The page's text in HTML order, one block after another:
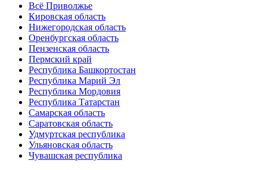
Всё Приволжье
Кировская область
Нижегородская область
Оренбургская область
Пензенская область
Пермский край
Республика Башкортостан
Республика Марий Эл
Республика Мордовия
Республика Татарстан
Самарская область
Саратовская область
Удмуртская республика
Ульяновская область
Чувашская республика